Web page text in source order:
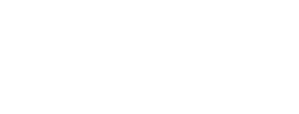
el ataque nervionense
antes del inicio de LaLiga